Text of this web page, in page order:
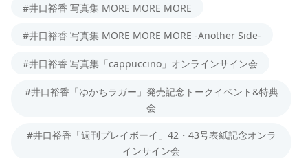
#井口裕香 写真集 MORE MORE MORE
#井口裕香 写真集 MORE MORE MORE -Another Side-
#井口裕香 写真集「cappuccino」オンラインサイン会
#井口裕香「ゆかちラガー」発売記念トークイベント&特典
会
#井口裕香「週刊プレイボーイ」42・43号表紙記念オンラ
インサイン会